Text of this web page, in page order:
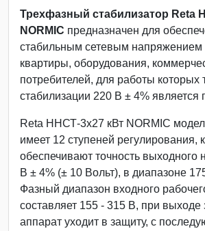
Трехфазный стабилизатор Reta
NORMIC предназначен для
стабильным сетевым
квартиры, оборудования,
потребителей, для работы которых
стабилизации 220 В ± 4% является
Reta ННСТ-3х27 кВт NORMIC
имеет 12 ступеней регулирования,
обеспечивают точность выходного
В ± 4% (± 10 Вольт), в диапазоне
Фазный диапазон входного
составляет 155 - 315 В, при выходе
аппарат уходит в защиту, с